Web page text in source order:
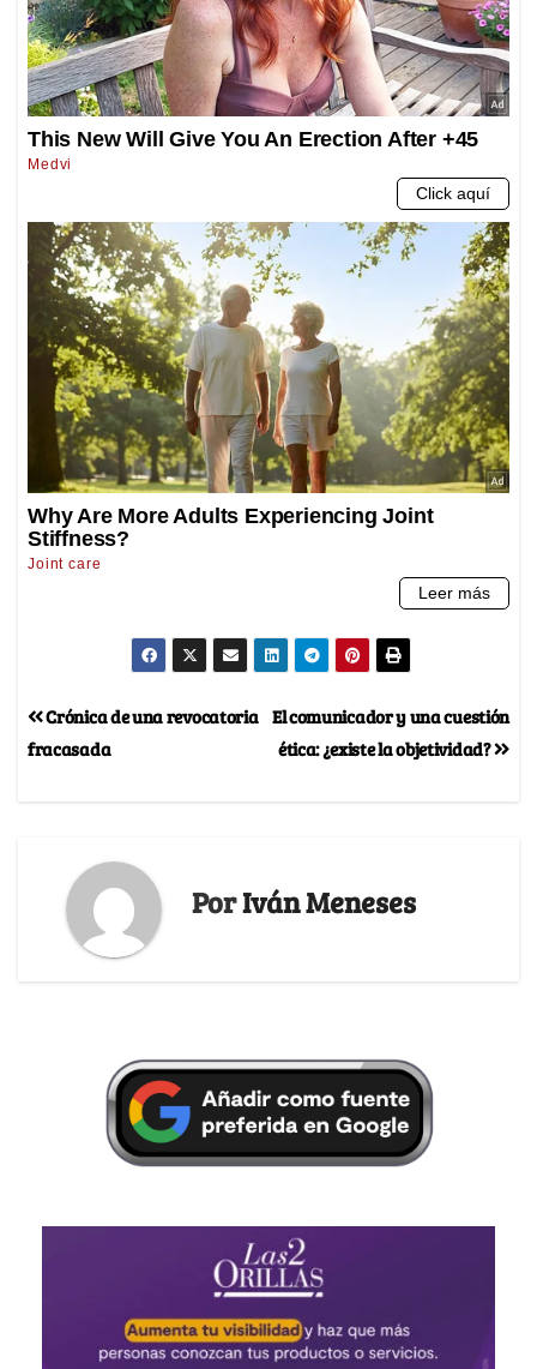
El comunicador y una cuestión
ética: ¿existe la objetividad?
Crónica de una revocatoria
fracasada
PorIván Meneses